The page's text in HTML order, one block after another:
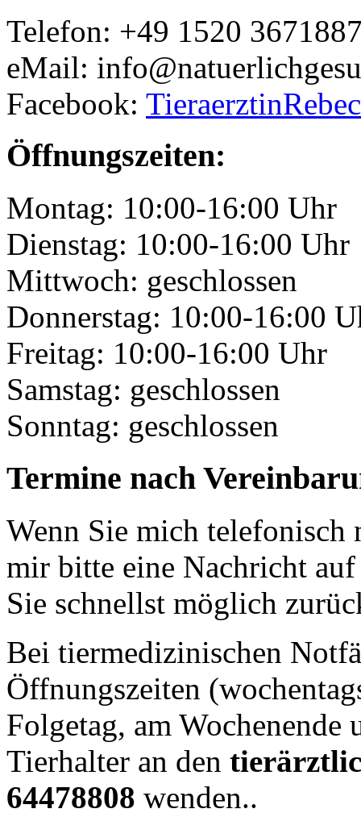
Telefon: +49 1520
eMail:
Facebook:
Öffnungszeiten:
Montag: 10:00-16:00 Uhr
Dienstag: 10:00-16:00 Uhr
Mittwoch: geschlossen
Donnerstag: 10:00-16:00
Freitag: 10:00-16:00 Uhr
Samstag: geschlossen
Sonntag: geschlossen
Termine nach
Wenn Sie mich telefonisch
mir bitte eine Nachricht
Sie schnellst möglich
Bei tiermedizinischen
Öffnungszeiten
Folgetag, am Wochenende
Tierhalter an den
64478808 wenden..